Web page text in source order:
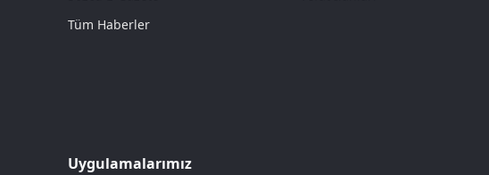
Tüm Haberler
Uygulamalarımız